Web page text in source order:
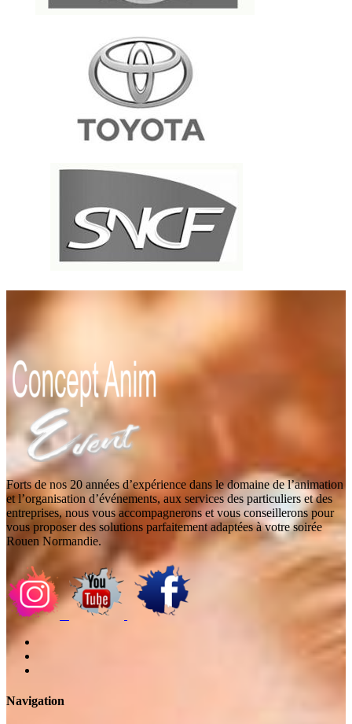
Forts de nos 20 années d’expérience dans le domaine de l’animation
et l’organisation d’événements, aux services des particuliers et des
entreprises, nous vous accompagnerons et vous conseillerons pour
vous proposer des solutions parfaitement adaptées à votre soirée
Rouen Normandie.
Navigation